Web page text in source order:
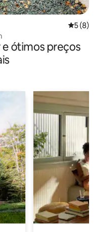
5 de
5 (8)
ótimos preços